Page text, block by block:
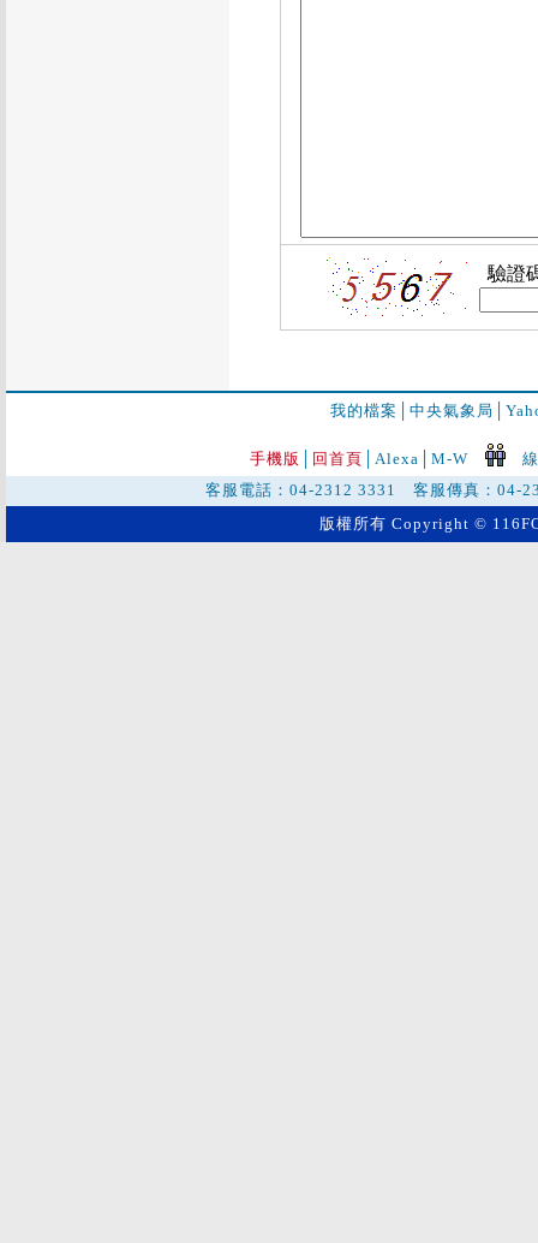
驗證
我的檔案 中央氣象局
手機版 回首頁 Alexa│ M-W
客服電話：04-2312 3331 客服傳真：
版權所有 Copyright ©